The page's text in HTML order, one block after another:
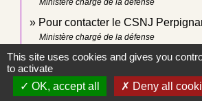
Pour contacter le CSNJ
Ministère chargé de la défense
Service national universelopen_in_new
Ministère chargé de l'éducation
This site uses cookies and gives you
to activate
OK, accept all
Deny all